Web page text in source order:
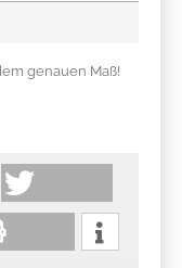
genauen Maß!